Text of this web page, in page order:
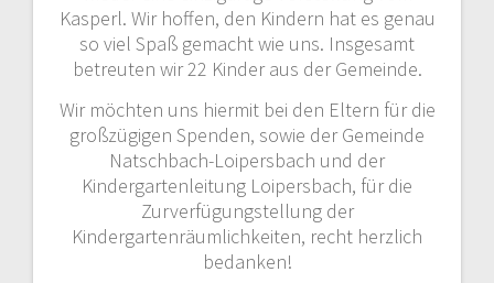
Kasperl. Wir hoffen, den Kindern hat es genau
so viel Spaß gemacht wie uns. Insgesamt
betreuten wir 22 Kinder aus der Gemeinde.
Wir möchten uns hiermit bei den Eltern für die
großzügigen Spenden, sowie der Gemeinde
Natschbach-Loipersbach und der
Kindergartenleitung Loipersbach, für die
Zurverfügungstellung der
Kindergartenräumlichkeiten, recht herzlich
bedanken!